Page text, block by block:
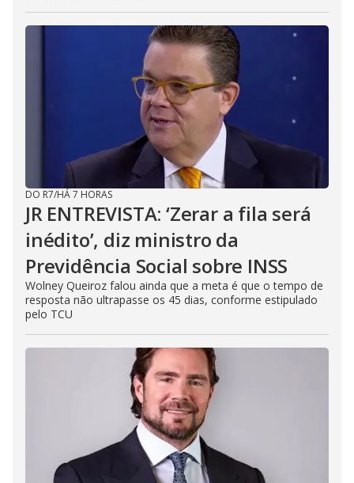
DO R7/HÁ 7 HORAS
JR ENTREVISTA: ‘Zerar a fila será
inédito’, diz ministro da
Previdência Social sobre INSS
Wolney Queiroz falou ainda que a meta é que o tempo de
resposta não ultrapasse os 45 dias, conforme estipulado
pelo TCU